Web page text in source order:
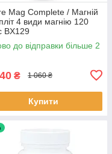
Mag Complete / Магній
4 види магнію 120
BX129
до відправки більше 2
₴ 1 060 ₴
Купити